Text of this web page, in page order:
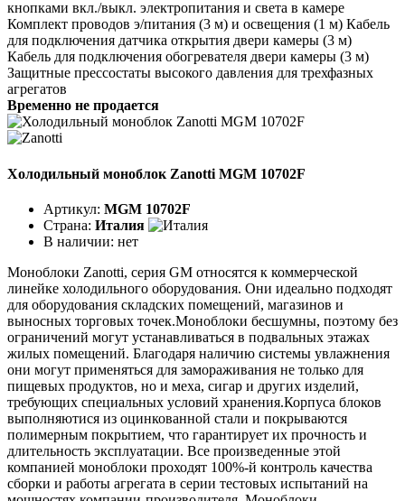
кнопками вкл./выкл. электропитания и света в камере
Комплект проводов э/питания (3 м) и освещения (1 м) Кабель
для подключения датчика открытия двери камеры (3 м)
Кабель для подключения обогревателя двери камеры (3 м)
Защитные прессостаты высокого давления для трехфазных
агрегатов
Временно не продается
Холодильный моноблок Zanotti MGM 10702F
Артикул: MGM 10702F
Страна: Италия
В наличии: нет
Моноблоки Zanotti, серия GM относятся к коммерческой
линейке холодильного оборудования. Они идеально подходят
для оборудования складских помещений, магазинов и
выносных торговых точек.Моноблоки бесшумны, поэтому без
ограничений могут устанавливаться в подвальных этажах
жилых помещений. Благодаря наличию системы увлажнения
они могут применяться для замораживания не только для
пищевых продуктов, но и меха, сигар и других изделий,
требующих специальных условий хранения.Корпуса блоков
выполняютися из оцинкованной стали и покрываются
полимерным покрытием, что гарантирует их прочность и
длительность эксплуатации. Все произведенные этой
компанией моноблоки проходят 100%-й контроль качества
сборки и работы агрегата в серии тестовых испытаний на